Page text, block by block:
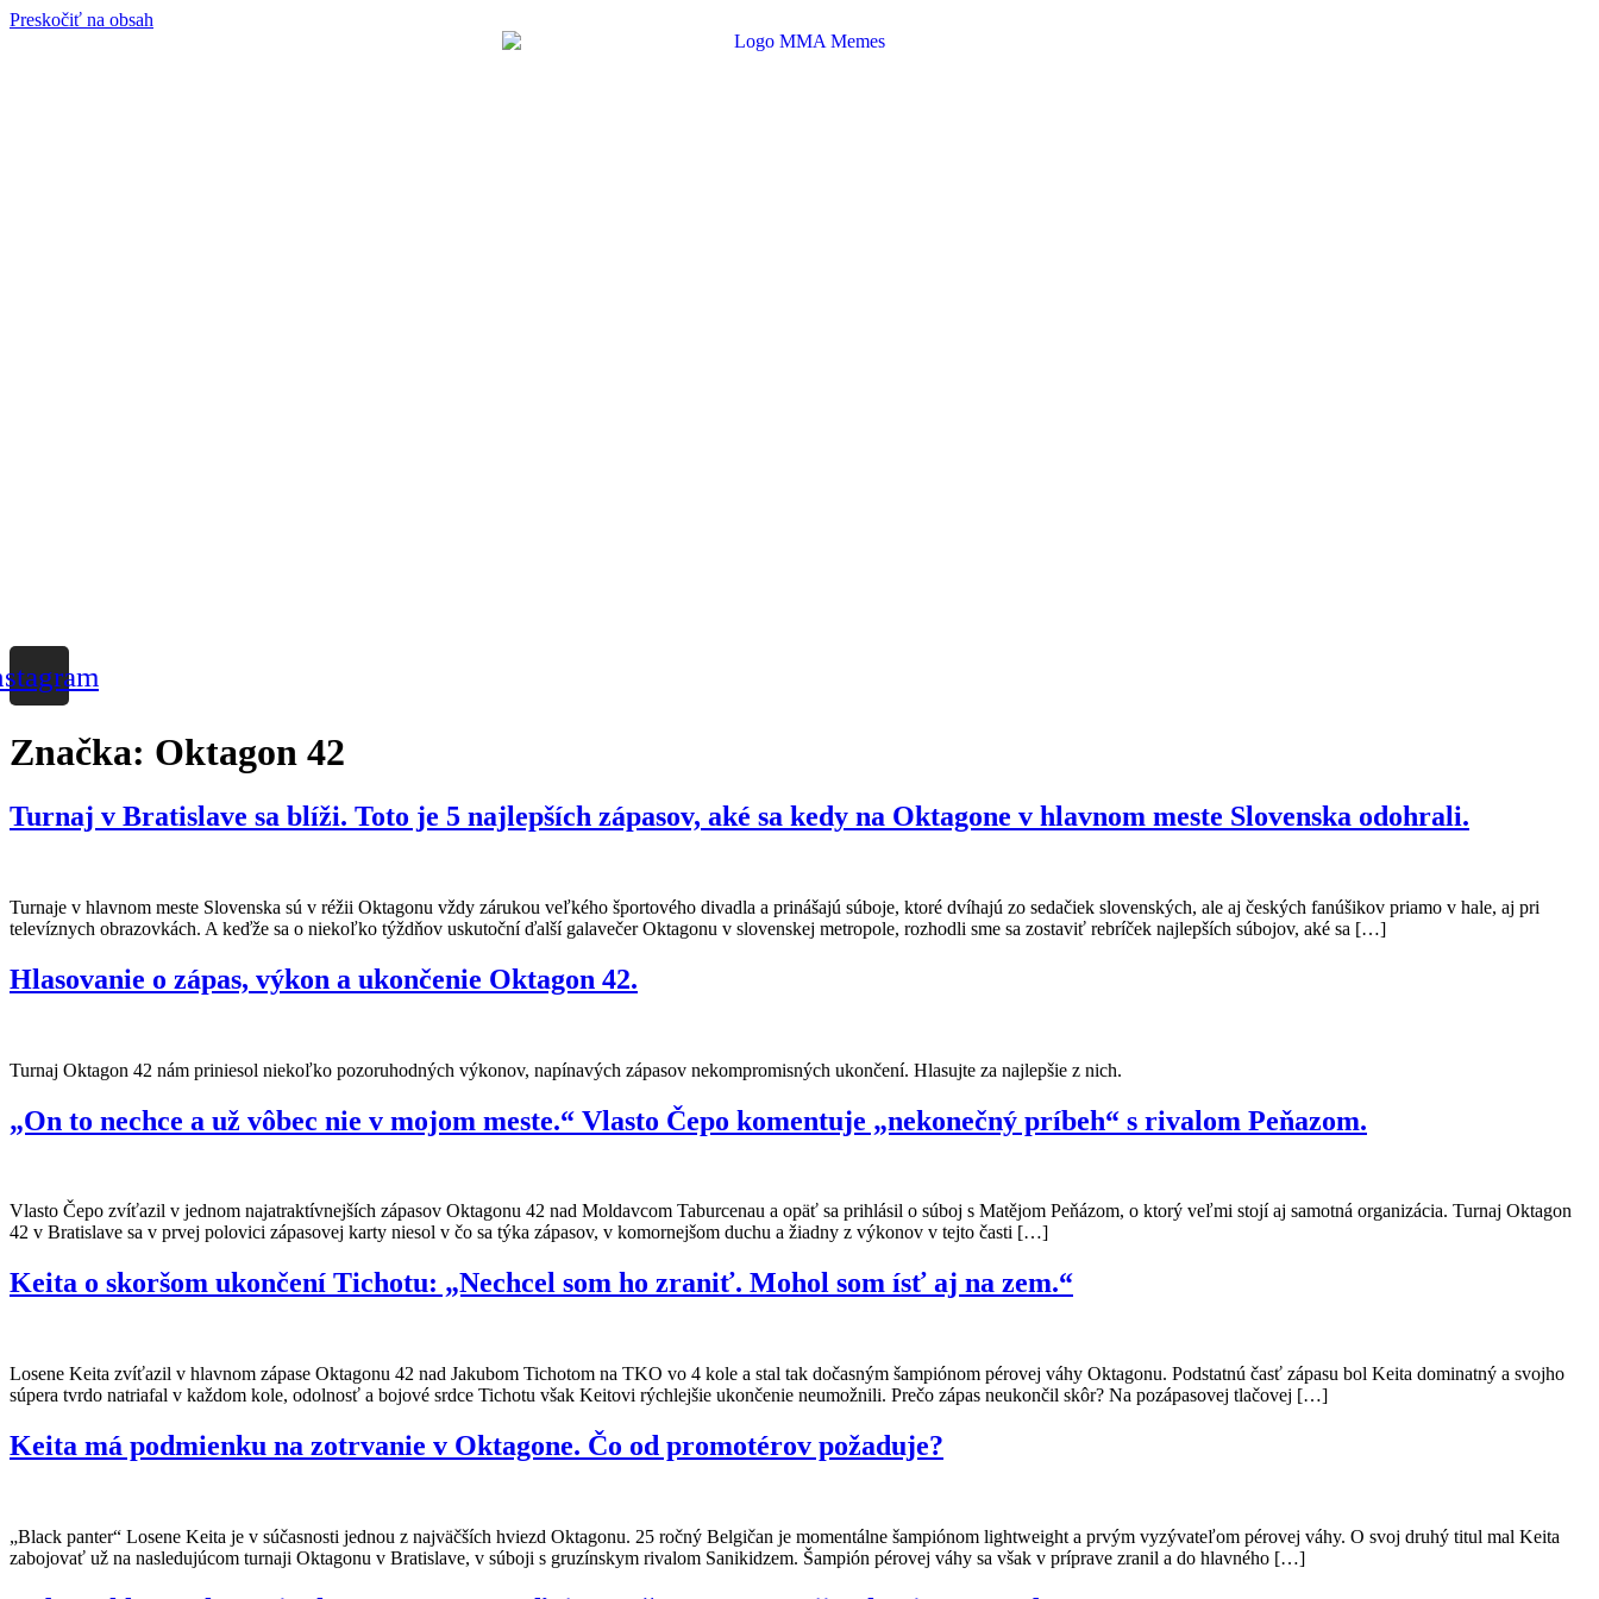
Preskočiť na obsah
Značka: Oktagon 42
Turnaj v Bratislave sa blíži. Toto je 5 najlepších zápasov, aké sa kedy na Oktagone v hlavnom meste Slovenska odohrali.
Turnaje v hlavnom meste Slovenska sú v réžii Oktagonu vždy zárukou veľkého športového divadla a prinášajú súboje, ktoré dvíhajú zo sedačiek slovenských, ale aj českých fanúšikov priamo v hale, aj pri
televíznych obrazovkách. A keďže sa o niekoľko týždňov uskutoční ďalší galavečer Oktagonu v slovenskej metropole, rozhodli sme sa zostaviť rebríček najlepších súbojov, aké sa […]
Hlasovanie o zápas, výkon a ukončenie Oktagon 42.
Turnaj Oktagon 42 nám priniesol niekoľko pozoruhodných výkonov, napínavých zápasov nekompromisných ukončení. Hlasujte za najlepšie z nich.
„On to nechce a už vôbec nie v mojom meste.“ Vlasto Čepo komentuje „nekonečný príbeh“ s rivalom Peňazom.
Vlasto Čepo zvíťazil v jednom najatraktívnejších zápasov Oktagonu 42 nad Moldavcom Taburcenau a opäť sa prihlásil o súboj s Matějom Peňázom, o ktorý veľmi stojí aj samotná organizácia. Turnaj Oktagon
42 v Bratislave sa v prvej polovici zápasovej karty niesol v čo sa týka zápasov, v komornejšom duchu a žiadny z výkonov v tejto časti […]
Keita o skoršom ukončení Tichotu: „Nechcel som ho zraniť. Mohol som ísť aj na zem.“
Losene Keita zvíťazil v hlavnom zápase Oktagonu 42 nad Jakubom Tichotom na TKO vo 4 kole a stal tak dočasným šampiónom pérovej váhy Oktagonu. Podstatnú časť zápasu bol Keita dominatný a svojho
súpera tvrdo natriafal v každom kole, odolnosť a bojové srdce Tichotu však Keitovi rýchlejšie ukončenie neumožnili. Prečo zápas neukončil skôr? Na pozápasovej tlačovej […]
Keita má podmienku na zotrvanie v Oktagone. Čo od promotérov požaduje?
„Black panter“ Losene Keita je v súčasnosti jednou z najväčších hviezd Oktagonu. 25 ročný Belgičan je momentálne šampiónom lightweight a prvým vyzývateľom pérovej váhy. O svoj druhý titul mal Keita
zabojovať už na nasledujúcom turnaji Oktagonu v Bratislave, v súboji s gruzínskym rivalom Sanikidzem. Šampión pérovej váhy sa však v príprave zranil a do hlavného […]